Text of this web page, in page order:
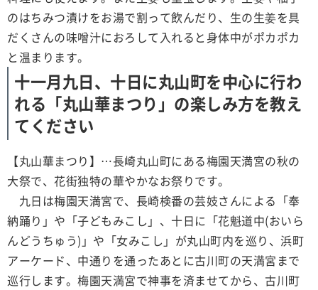
のはちみつ漬けをお湯で割って飲んだり、生の生姜を具
だくさんの味噌汁におろして入れると身体中がポカポカ
と温まります。
十一月九日、十日に丸山町を中心に行わ
れる「丸山華まつり」の楽しみ方を教え
てください
【丸山華まつり】…長崎丸山町にある梅園天満宮の秋の
大祭で、花街独特の華やかなお祭りです。
九日は梅園天満宮で、長崎検番の芸妓さんによる「奉
納踊り」や「子どもみこし」、十日に「花魁道中(おいら
んどうちゅう)」や「女みこし」が丸山町内を巡り、浜町
アーケード、中通りを通ったあとに古川町の天満宮まで
巡行します。梅園天満宮で神事を済ませてから、古川町